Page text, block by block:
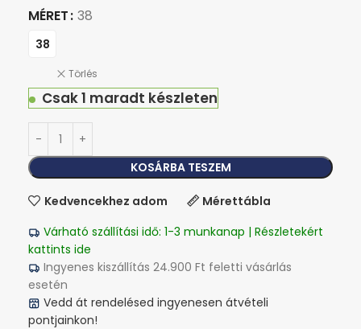
MÉRET 38
38
Törlés
Csak 1 maradt készleten
KOSÁRBA TESZEM
Kedvencekhez adom
Mérettábla
Várható szállítási idő: 1-3 munkanap | Részletekért
kattints ide
Ingyenes kiszállítás 24.900 Ft feletti vásárlás
esetén
Vedd át rendelésed ingyenesen átvételi
pontjainkon!